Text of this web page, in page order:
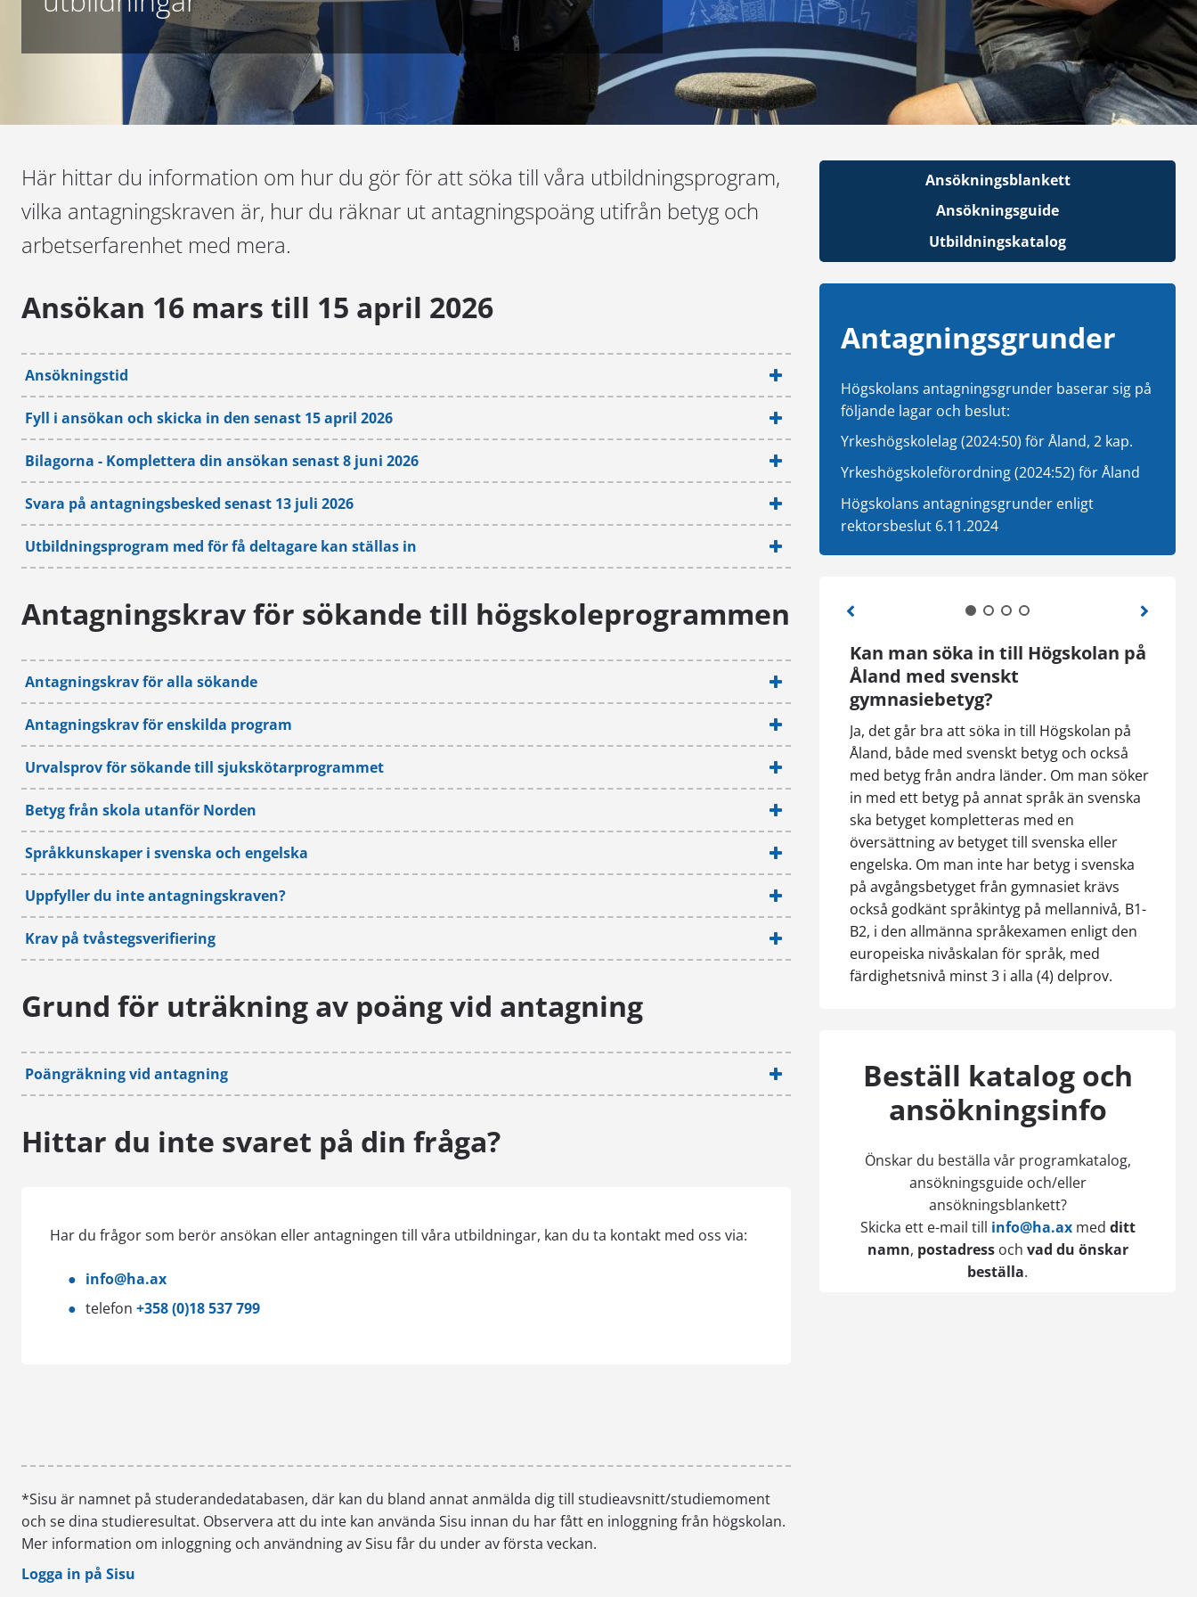
Här hittar du information om hur du gör för att söka till våra utbildningsprogram,
vilka antagningskraven är, hur du räknar ut antagningspoäng utifrån betyg och
arbetserfarenhet med mera.
Ansökan 16 mars till 15 april 2026
Ansökningstid
Fyll i ansökan och skicka in den senast 15 april 2026
Bilagorna - Komplettera din ansökan senast 8 juni 2026
Svara på antagningsbesked senast 13 juli 2026
Utbildningsprogram med för få deltagare kan ställas in
Antagningskrav för sökande till högskoleprogrammen
Antagningskrav för alla sökande
Antagningskrav för enskilda program
Energi, design och automation
Företagsekonomi
Företagsekonomi – distans
Turism och ledarskap
IT-ingenjör
Systemvetare
Sjukskötare
Sjukskötare – distans med närstudiedagar
Urvalsprov för sökande till sjukskötarprogrammet
Betyg från skola utanför Norden
Språkkunskaper i svenska och engelska
Uppfyller du inte antagningskraven?
Krav på tvåstegsverifiering
Grund för uträkning av poäng vid antagning
Poängräkning vid antagning
marinteknik och sjökapten
Poängräkning vid ansökan till utbildningsprogrammen för företagsekonomi, turism och ledarskap och
Hittar du inte svaret på din fråga?
Har du frågor som berör ansökan eller antagningen till våra utbildningar, kan du ta kontakt med oss via:
info@ha.ax
telefon +358 (0)18 537 799
*Sisu är namnet på studerandedatabasen, där kan du bland annat anmälda dig till studieavsnitt/studiemoment
och se dina studieresultat. Observera att du inte kan använda Sisu innan du har fått en inloggning från högskolan.
Mer information om inloggning och användning av Sisu får du under av första veckan.
Logga in på Sisu
Ansökningsblankett
Ansökningsguide
Utbildningskatalog
Antagningsgrunder
Högskolans antagningsgrunder baserar sig på
följande lagar och beslut:
Yrkeshögskolelag (2024:50) för Åland, 2 kap.
Yrkeshögskoleförordning (2024:52) för Åland
Högskolans antagningsgrunder enligt
rektorsbeslut 6.11.2024
Ansökan till utbildningsprogrammen görs
alltid på våren från mitten av mars till mitten
av april. Det betyder att du behöver ha
skickat in din ansökan senast den15 april
kl 23.59 (finsk tid) via webbansökan eller
e-post. Om du skickar in ansökan per post, så
måste kuvertet vara poststämplad senast
Kan man söka in till Högskolan på
Åland med svenskt
gymnasiebetyg?
Ja, det går bra att söka in till Högskolan på
Åland, både med svenskt betyg och också
med betyg från andra länder. Om man söker
in med ett betyg på annat språk än svenska
ska betyget kompletteras med en
översättning av betyget till svenska eller
engelska. Om man inte har betyg i svenska
på avgångsbetyget från gymnasiet krävs
också godkänt språkintyg på mellannivå, B1-
B2, i den allmänna språkexamen enligt den
europeiska nivåskalan för språk, med
färdighetsnivå minst 3 i alla (4) delprov.
Beställ katalog och
ansökningsinfo
Önskar du beställa vår programkatalog,
ansökningsguide och/eller
ansökningsblankett?
Skicka ett e-mail till info@ha.axmed ditt
namn, postadressoch vad du önskar
beställa.